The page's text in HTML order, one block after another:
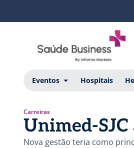
Eventos Hospitais
Carreiras
Unimed-
Nova gestão teria como